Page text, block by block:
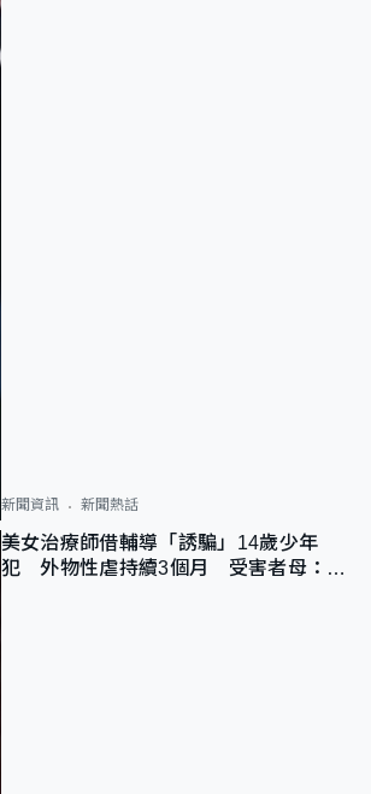
新聞資訊 新聞熱話
美女治療師借輔導「誘騙」14歲少年
犯 外物性虐持續3個月 受害者母：要